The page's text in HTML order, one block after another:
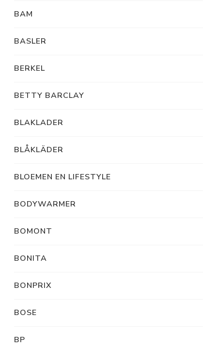
BAM
BASLER
BERKEL
BETTY BARCLAY
BLAKLADER
BLÅKLÄDER
BLOEMEN EN LIFESTYLE
BODYWARMER
BOMONT
BONITA
BONPRIX
BOSE
BP